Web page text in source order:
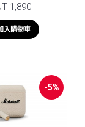
1,890
入購物車
-5%